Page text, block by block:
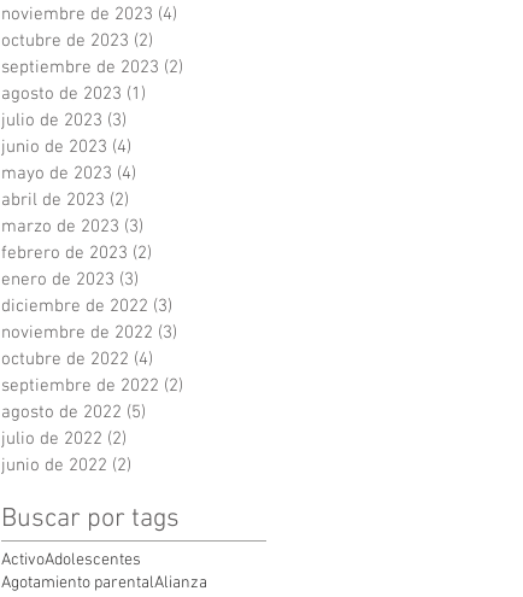
noviembre de 2023 (4)
octubre de 2023 (2)
septiembre de 2023 (2)
agosto de 2023 (1)
julio de 2023 (3)
junio de 2023 (4)
mayo de 2023 (4)
abril de 2023 (2)
marzo de 2023 (3)
febrero de 2023 (2)
enero de 2023 (3)
diciembre de 2022 (3)
noviembre de 2022 (3)
octubre de 2022 (4)
septiembre de 2022 (2)
agosto de 2022 (5)
julio de 2022 (2)
junio de 2022 (2)
Buscar por tags
ActivoAdolescentes
Agotamiento parentalAlianza